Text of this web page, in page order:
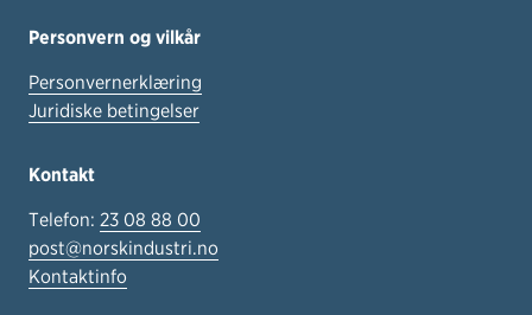
Personvern og vilkår
Personvernerklæring
Juridiske betingelser
Kontakt
Telefon: 23 08 88 00
post@norskindustri.no
Kontaktinfo